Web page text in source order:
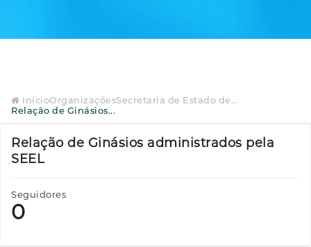
InícioOrganizaçõesSecretaria de Estado de...
Relação de Ginásios...
Relação de Ginásios administrados pela
SEEL
Seguidores
0